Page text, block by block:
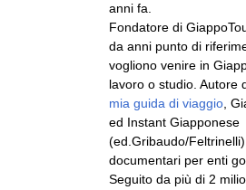
anni fa.
Fondatore di
da anni punto di
vogliono venire in
lavoro o studio. Autore
mia guida di viaggio ,
ed Instant Giapponese
(ed.Gribaudo/
documentari per enti
Seguito da più di 2